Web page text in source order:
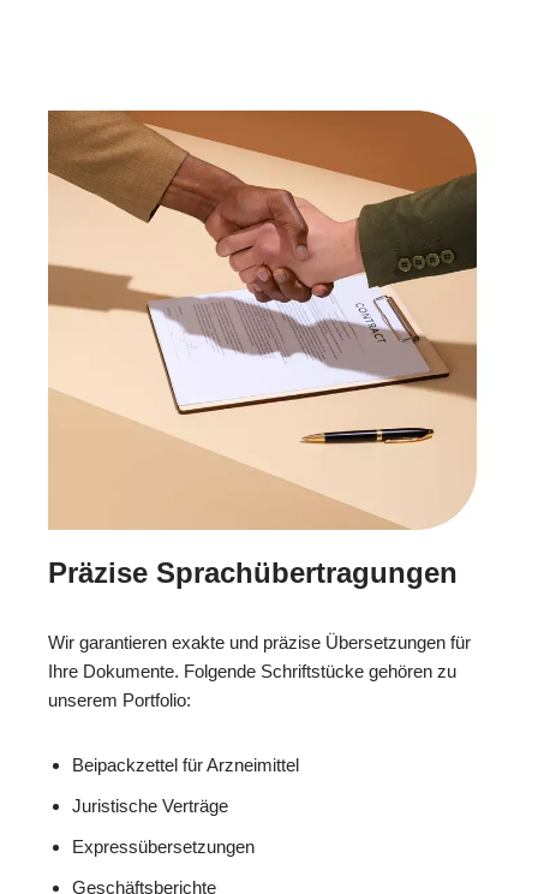
Präzise Sprachübertragungen
Wir garantieren exakte und präzise Übersetzungen für
Ihre Dokumente. Folgende Schriftstücke gehören zu
unserem Portfolio:
Beipackzettel für Arzneimittel
Juristische Verträge
Expressübersetzungen
Geschäftsberichte